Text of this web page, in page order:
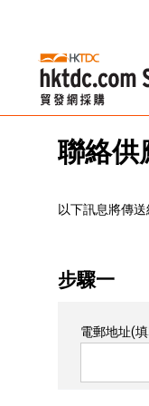
聯絡供
以下訊息將傳
步驟一
電郵地址(